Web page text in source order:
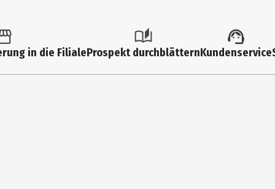
• DICAPRYLYL CARBONATE • GLUCONOLACTONE • GLYCERYL
ACID • PEG-100 STEARATE • POTASSIUM HYDROXIDE • SODIUM
in die FilialeProspekt durchblätternKundenservice